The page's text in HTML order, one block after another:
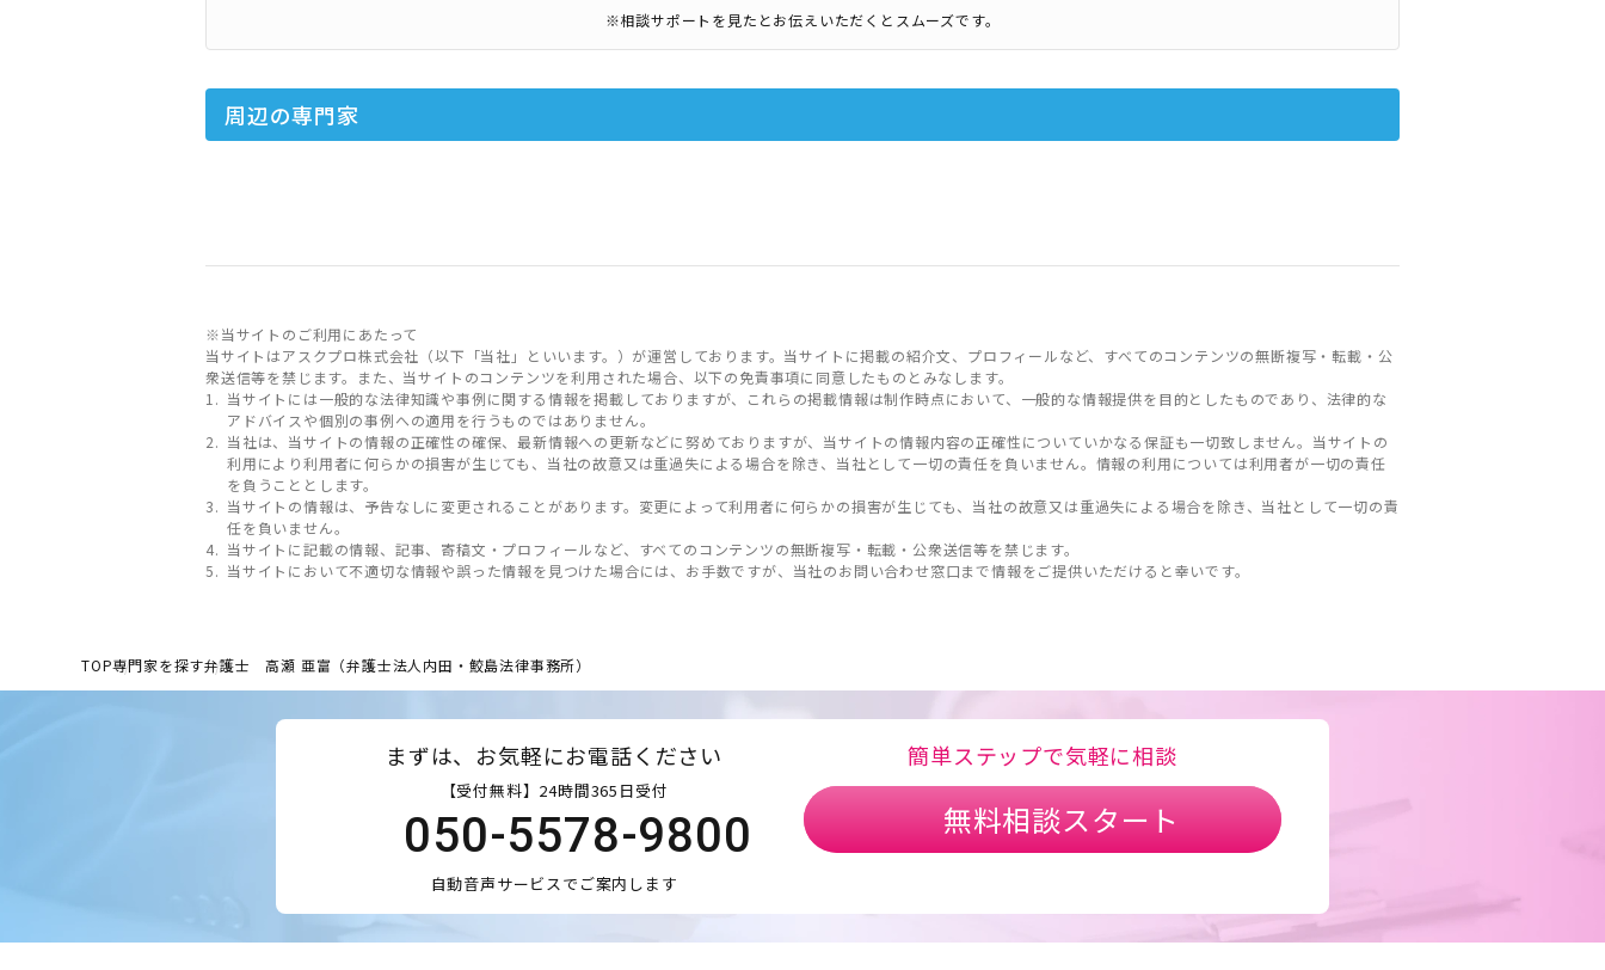
※相談サポートを見たとお伝えいただくとスムーズです。
周辺の専門家
※当サイトのご利用にあたって
当サイトはアスクプロ株式会社（以下「当社」といいます。）が運営しております。当サイトに掲載の紹介文、プロフィールなど、すべてのコンテンツの無断複写・転載・公
衆送信等を禁じます。また、当サイトのコンテンツを利用された場合、以下の免責事項に同意したものとみなします。
当サイトには一般的な法律知識や事例に関する情報を掲載しておりますが、これらの掲載情報は制作時点において、一般的な情報提供を目的としたものであり、法律的な
アドバイスや個別の事例への適用を行うものではありません。
当社は、当サイトの情報の正確性の確保、最新情報への更新などに努めておりますが、当サイトの情報内容の正確性についていかなる保証も一切致しません。当サイトの
利用により利用者に何らかの損害が生じても、当社の故意又は重過失による場合を除き、当社として一切の責任を負いません。情報の利用については利用者が一切の責任
を負うこととします。
当サイトの情報は、予告なしに変更されることがあります。変更によって利用者に何らかの損害が生じても、当社の故意又は重過失による場合を除き、当社として一切の責
任を負いません。
当サイトに記載の情報、記事、寄稿文・プロフィールなど、すべてのコンテンツの無断複写・転載・公衆送信等を禁じます。
当サイトにおいて不適切な情報や誤った情報を見つけた場合には、お手数ですが、当社のお問い合わせ窓口まで情報をご提供いただけると幸いです。
TOP専門家を探す弁護士 高瀬 亜富（弁護士法人内田・鮫島法律事務所）
まずは、お気軽にお電話ください
【受付無料】24時間365日受付
050-5578-9800
自動音声サービスでご案内します
簡単ステップで気軽に相談
無料相談スタート